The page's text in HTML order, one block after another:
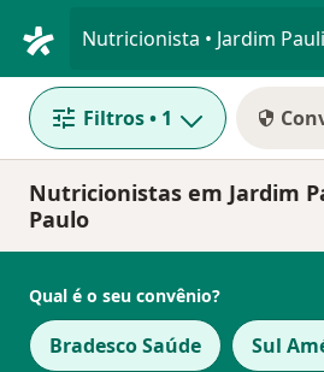
Filtros• 1
Nutricionistas em Jardim
Paulo
Qual é o seu convênio?
Bradesco Saúde Sul